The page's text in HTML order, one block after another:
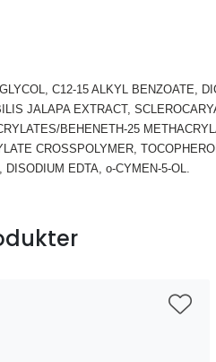
C12-15 ALKYL BENZOATE,
JALAPA EXTRACT,
BEHENETH-25
CROSSPOLYMER,
EDTA, o-CYMEN-5-OL.